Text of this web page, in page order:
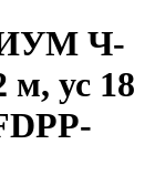
Ч-
м, ус 18